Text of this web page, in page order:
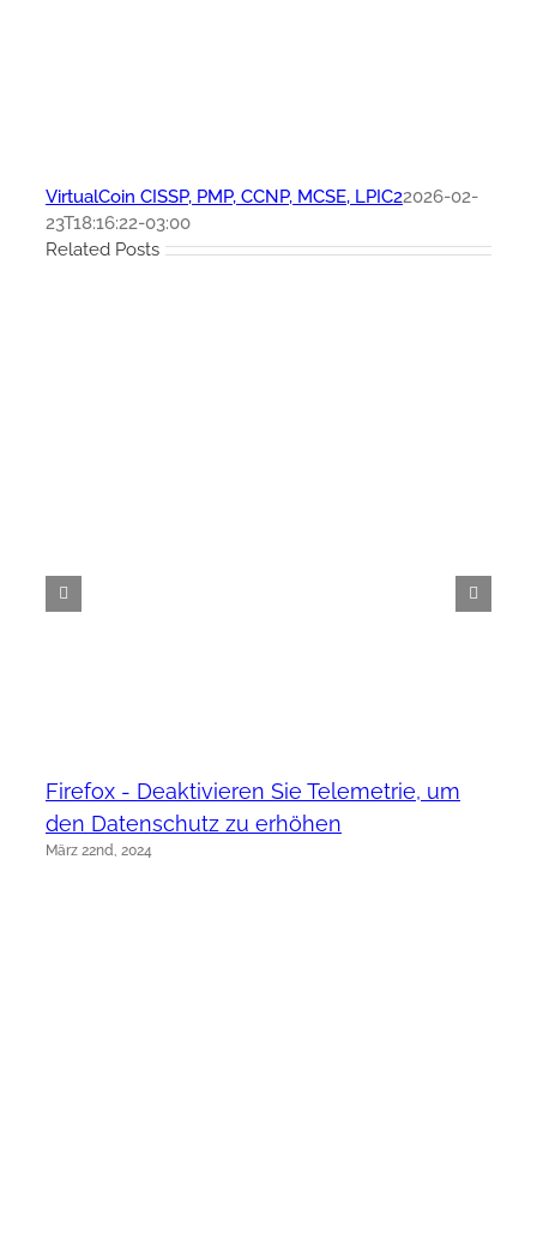
VirtualCoin CISSP, PMP, CCNP, MCSE, LPIC22026-02-
23T18:16:22-03:00
Related Posts
Firefox - Deaktivieren Sie Telemetrie, um
den Datenschutz zu erhöhen
März 22nd, 2024